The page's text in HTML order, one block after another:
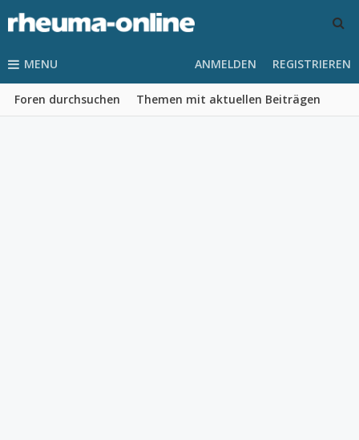
MENU
Foren durchsuchen Themen mit aktuellen Beiträgen
ANMELDEN REGISTRIEREN